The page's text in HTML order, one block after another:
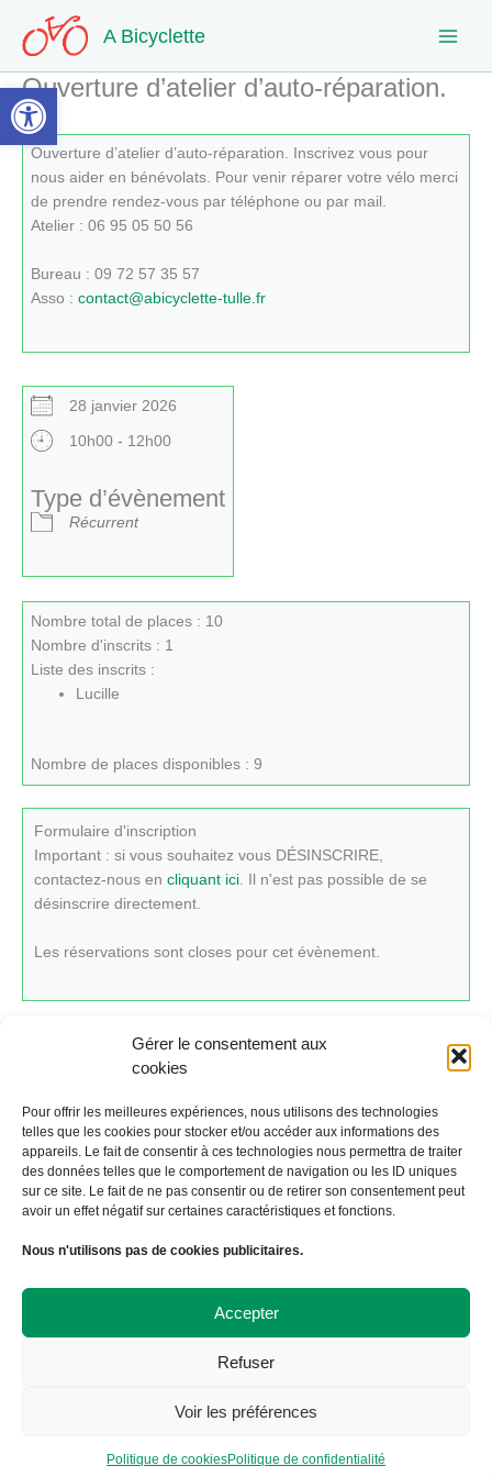
Ouvrir la barre d’outils
Gérer le consentement aux
cookies
Pour offrir les meilleures expériences, nous utilisons des technologies
telles que les cookies pour stocker et/ou accéder aux informations des
appareils. Le fait de consentir à ces technologies nous permettra de traiter
des données telles que le comportement de navigation ou les ID uniques
sur ce site. Le fait de ne pas consentir ou de retirer son consentement peut
avoir un effet négatif sur certaines caractéristiques et fonctions.
Nous n'utilisons pas de cookies publicitaires.
Accepter
Refuser
Voir les préférences
Politique de cookiesPolitique de confidentialité
contenu
A Bicyclette
Ouverture d’atelier d’auto-réparation.
Ouverture d’atelier d’auto-réparation. Inscrivez vous pour
nous aider en bénévolats. Pour venir réparer votre vélo merci
de prendre rendez-vous par téléphone ou par mail.
Atelier : 06 95 05 50 56
Bureau : 09 72 57 35 57
Asso : contact@abicyclette-tulle.fr
28 janvier 2026
10h00 - 12h00
Type d’évènement
Récurrent
Nombre total de places : 10
Nombre d'inscrits : 1
Liste des inscrits :
Lucille
Nombre de places disponibles : 9
Formulaire d'inscription
Important : si vous souhaitez vous DÉSINSCRIRE,
contactez-nous en cliquant ici . Il n'est pas possible de se
désinscrire directement.
Les réservations sont closes pour cet évènement.
←Évènement précédent Évènement suivant→
108 avenue Victor Hugo
09 72 57 35 57
contact@abicyclette-tulle.fr
Copyright 2023 Association À Bicyclette
Politique de cookies